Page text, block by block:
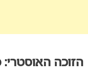
הזוכה